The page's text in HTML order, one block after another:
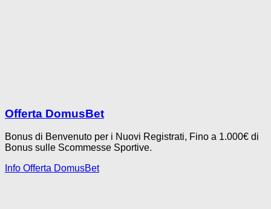
Offerta DomusBet
Bonus di Benvenuto per i Nuovi Registrati, Fino a 1.000€ di
Bonus sulle Scommesse Sportive.
Info Offerta DomusBet